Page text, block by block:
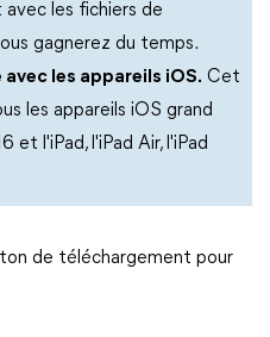
avec les fichiers de
gagnerez du temps.
les appareils iOS. Cet
les appareils iOS grand
et l'iPad, l'iPad Air, l'iPad
de téléchargement pour